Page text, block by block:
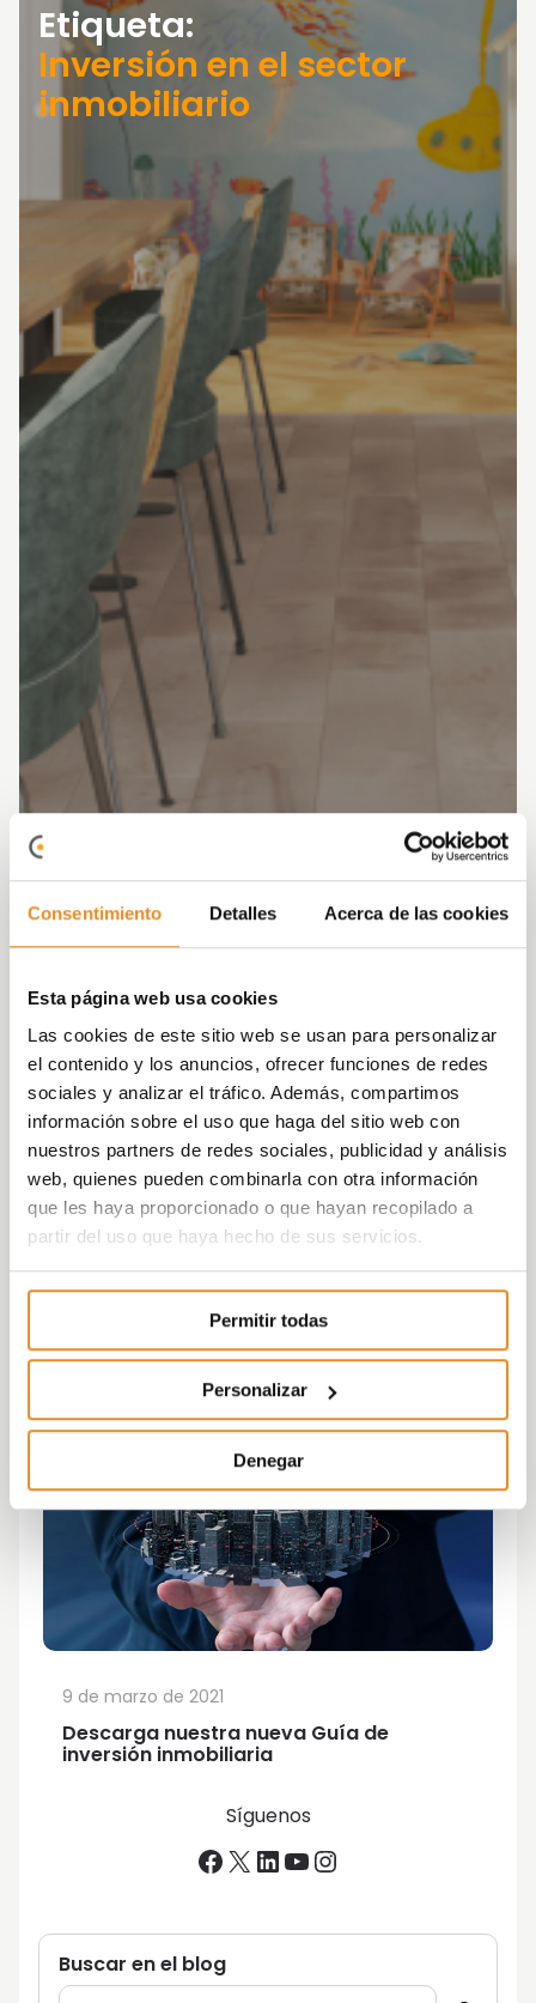
Consentimiento Detalles Acerca de las cookies
Esta página web usa cookies
Las cookies de este sitio web se usan para personalizar
el contenido y los anuncios, ofrecer funciones de redes
sociales y analizar el tráfico. Además, compartimos
información sobre el uso que haga del sitio web con
nuestros partners de redes sociales, publicidad y análisis
web, quienes pueden combinarla con otra información
que les haya proporcionado o que hayan recopilado a
partir del uso que haya hecho de sus servicios.
Permitir todas
Personalizar
Denegar
Etiqueta:
Inversión en el sector
inmobiliario
Descarga nuestra nueva Guía de
inversión inmobiliaria
9 de marzo de 2021
Síguenos
Facebook
X LinkedIn
YouTube
Instagram
Buscar en el blog